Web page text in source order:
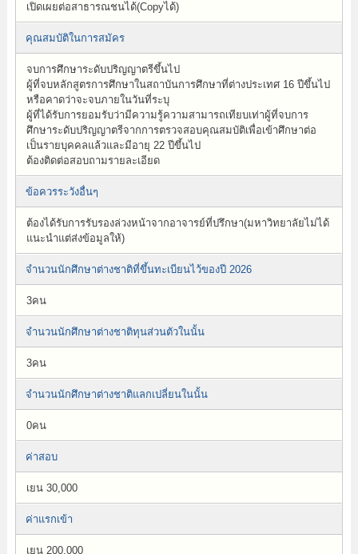
เปิดเผยต่อสาธารณชนได้(Copyได้)
คุณสมบัติในการสมัคร
จบการศึกษาระดับปริญญาตรีขึ้นไป
ผู้ที่จบหลักสูตรการศึกษาในสถาบันการศึกษาที่ต่างประเทศ 16 ปีขึ้นไป
หรือคาดว่าจะจบภายในวันที่ระบุ
ผู้ที่ได้รับการยอมรับว่ามีความรู้ความสามารถเทียบเท่าผู้ที่จบการ
ศึกษาระดับปริญญาตรีจากการตรวจสอบคุณสมบัติเพื่อเข้าศึกษาต่อ
เป็นรายบุคคลแล้วและมีอายุ 22 ปีขึ้นไป
ต้องติดต่อสอบถามรายละเอียด
ข้อควรระวังอื่นๆ
ต้องได้รับการรับรองล่วงหน้าจากอาจารย์ที่ปรึกษา(มหาวิทยาลัยไม่ได้
แนะนำแต่ส่งข้อมูลให้)
จำนวนนักศึกษาต่างชาติที่ขึ้นทะเบียนไว้ของปี 2026
3คน
จำนวนนักศึกษาต่างชาติทุนส่วนตัวในนั้น
3คน
จำนวนนักศึกษาต่างชาติแลกเปลี่ยนในนั้น
0คน
ค่าสอบ
เยน 30,000
ค่าแรกเข้า
เยน 200,000